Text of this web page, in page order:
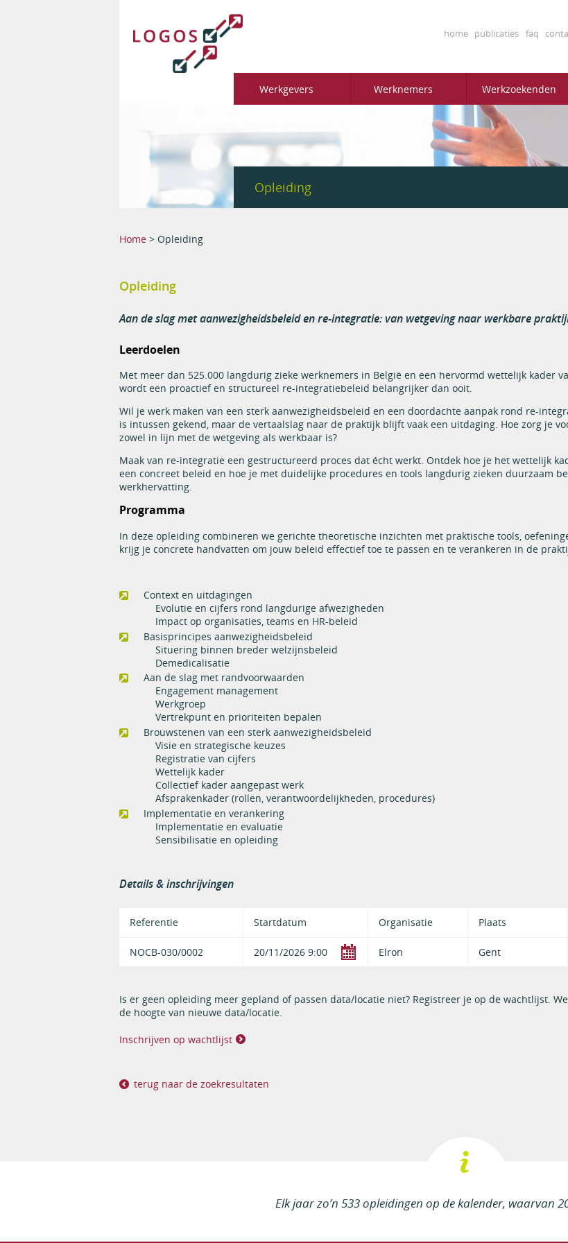
home publicaties faq
Werkgevers Werknemers Werkzoekenden
Opleiding
You are here
Home > Opleiding
Opleiding
Aan de slag met aanwezigheidsbeleid en re-integratie: van wetgeving naar werkbare
Leerdoelen
Met meer dan 525.000 langdurig zieke werknemers in België en een hervormd wettelijk kader
wordt een proactief en structureel re-integratiebeleid belangrijker dan ooit.
Wil je werk maken van een sterk aanwezigheidsbeleid en een doordachte aanpak rond re-
is intussen gekend, maar de vertaalslag naar de praktijk blijft vaak een uitdaging. Hoe zorg je
zowel in lijn met de wetgeving als werkbaar is?
Maak van re-integratie een gestructureerd proces dat écht werkt. Ontdek hoe je het wettelijk
een concreet beleid en hoe je met duidelijke procedures en tools langdurig zieken duurzaam
werkhervatting.
Programma
In deze opleiding combineren we gerichte theoretische inzichten met praktische tools,
krijg je concrete handvatten om jouw beleid effectief toe te passen en te verankeren in de
Context en uitdagingen
Evolutie en cijfers rond langdurige afwezigheden
Impact op organisaties, teams en HR-beleid
Basisprincipes aanwezigheidsbeleid
Situering binnen breder welzijnsbeleid
Demedicalisatie
Aan de slag met randvoorwaarden
Engagement management
Werkgroep
Vertrekpunt en prioriteiten bepalen
Brouwstenen van een sterk aanwezigheidsbeleid
Visie en strategische keuzes
Registratie van cijfers
Wettelijk kader
Collectief kader aangepast werk
Afsprakenkader (rollen, verantwoordelijkheden, procedures)
Implementatie en verankering
Implementatie en evaluatie
Sensibilisatie en opleiding
Details & inschrijvingen
Referentie Startdatum Organisatie Plaats
NOCB-030/0002 20/11/2026 9:00 Elron Gent
Is er geen opleiding meer gepland of passen data/locatie niet? Registreer je op de wachtlijst.
de hoogte van nieuwe data/locatie.
Inschrijven op wachtlijst
terug naar de zoekresultaten
Elk jaar zo’n 533 opleidingen op de kalender, waarvan